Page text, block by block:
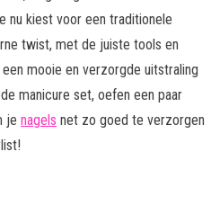
nu kiest voor een traditionele
twist, met de juiste tools en
mooie en verzorgde uitstraling
manicure set, oefen een paar
je nagels net zo goed te verzorgen